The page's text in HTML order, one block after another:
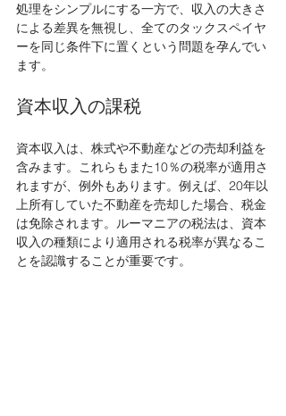
処理をシンプルにする一方で、収入の大きさ
による差異を無視し、全てのタックスペイヤ
ーを同じ条件下に置くという問題を孕んでい
ます。
資本収入の課税
資本収入は、株式や不動産などの売却利益を
含みます。これらもまた10％の税率が適用さ
れますが、例外もあります。例えば、20年以
上所有していた不動産を売却した場合、税金
は免除されます。ルーマニアの税法は、資本
収入の種類により適用される税率が異なるこ
とを認識することが重要です。